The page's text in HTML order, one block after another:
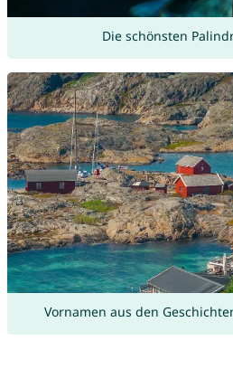
Die schönsten
Vornamen aus den